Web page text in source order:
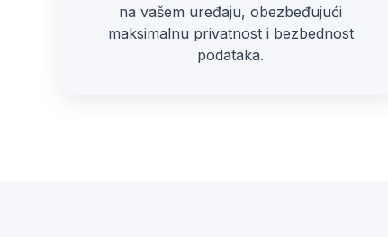
na vašem uređaju, obezbeđujući
maksimalnu privatnost i bezbednost
podataka.